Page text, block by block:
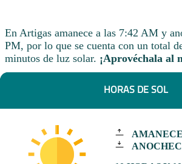
En Artigas amanece a las 7:42 AM y
PM, por lo que se cuenta con un total
minutos de luz solar. ¡Aprovéchala al
HORAS DE SOL